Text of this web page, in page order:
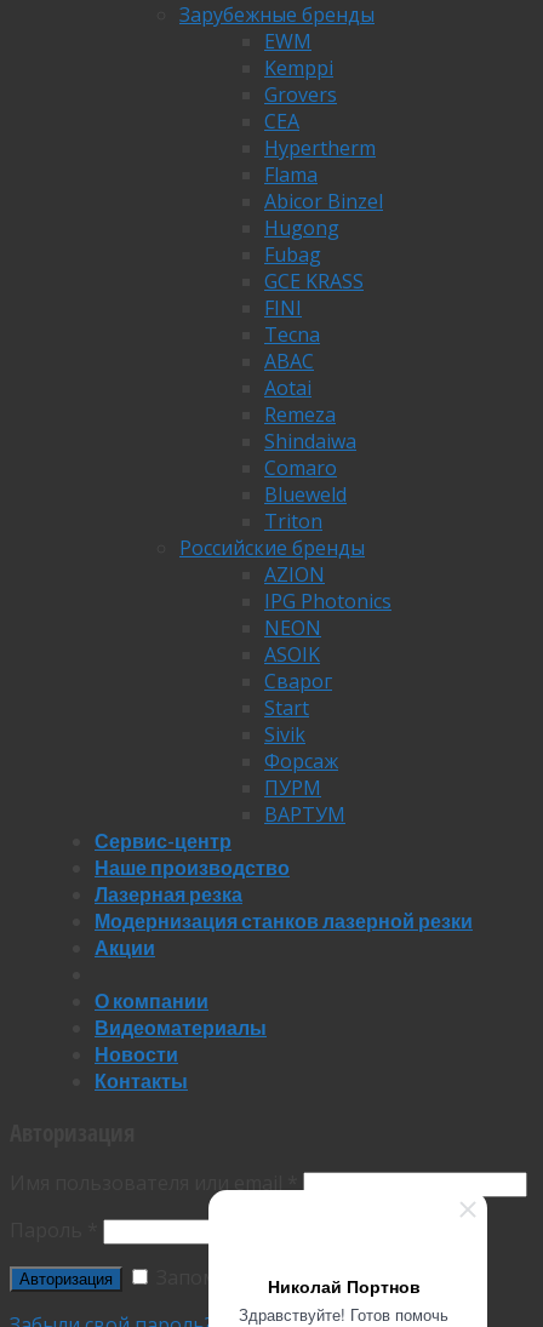
Николай Портнов
Здравствуйте! Готов помочь
Зарубежные бренды
EWM
Kemppi
Grovers
CEA
Hypertherm
Flama
Abicor Binzel
Hugong
Fubag
GCE KRASS
FINI
Tecna
ABAC
Aotai
Remeza
Shindaiwa
Comaro
Blueweld
Triton
Российские бренды
AZION
IPG Photonics
NEON
ASOIK
Сварог
Start
Sivik
Форсаж
ПУРМ
ВАРТУМ
Сервис-центр
Наше производство
Лазерная резка
Модернизация станков лазерной резки
Акции
О компании
Видеоматериалы
Новости
Контакты
Имя пользователя или email*
Запомнить меня